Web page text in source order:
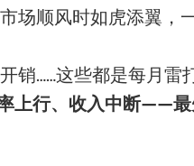
场顺风时如虎添翼，
……这些都是每月雷
上行、收入中断——